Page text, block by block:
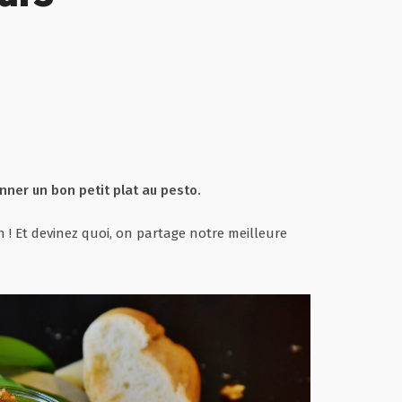
un bon petit plat au pesto.
! Et devinez quoi, on partage notre meilleure